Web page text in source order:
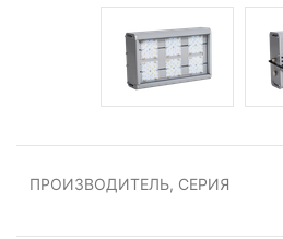
ПРОИЗВОДИТЕЛЬ, СЕРИЯ